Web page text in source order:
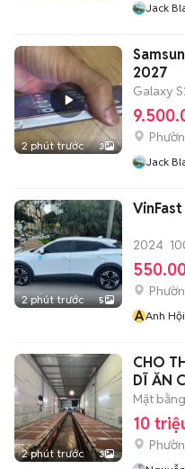
Jack
2 phút trước 3
2027
Galaxy
Jack
2 phút trước 5
2024
AAnh Hội
2 phút trước 3
CHO
DĨ ĂN
Mặt
10